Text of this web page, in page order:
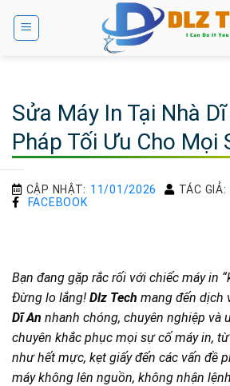
Sửa Máy In Tại Nhà
Pháp Tối Ưu Cho Mọi
CẬP NHẬT: 11/01/2026 TÁC GIẢ:
FACEBOOK
Bạn đang gặp rắc rối với chiếc máy in
Đừng lo lắng! Dlz Tech mang đến dịch
Dĩ An nhanh chóng, chuyên nghiệp và
chuyên khắc phục mọi sự cố máy in,
như hết mực, kẹt giấy đến các vấn đề
máy không lên nguồn, không nhận